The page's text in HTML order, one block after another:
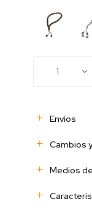
1
Envíos
Cambios
Medios